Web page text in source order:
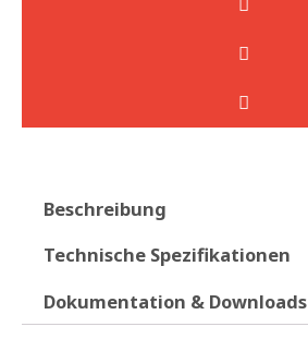
Beschreibung
Technische Spezifikationen
Dokumentation & Downloads